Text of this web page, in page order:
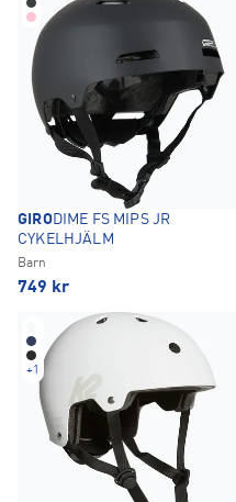
GIRODIME FS MIPS JR
CYKELHJÄLM
Barn
749 kr
+1